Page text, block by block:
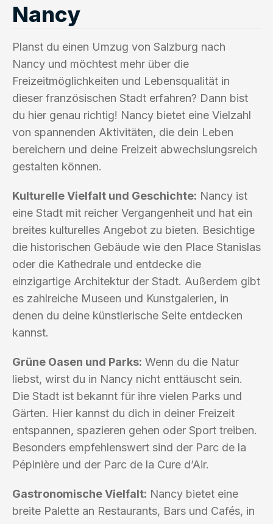
Nancy
Planst du einen Umzug von Salzburg nach
Nancy und möchtest mehr über die
Freizeitmöglichkeiten und Lebensqualität in
dieser französischen Stadt erfahren? Dann bist
du hier genau richtig! Nancy bietet eine Vielzahl
von spannenden Aktivitäten, die dein Leben
bereichern und deine Freizeit abwechslungsreich
gestalten können.
Kulturelle Vielfalt und Geschichte: Nancy ist
eine Stadt mit reicher Vergangenheit und hat ein
breites kulturelles Angebot zu bieten. Besichtige
die historischen Gebäude wie den Place Stanislas
oder die Kathedrale und entdecke die
einzigartige Architektur der Stadt. Außerdem gibt
es zahlreiche Museen und Kunstgalerien, in
denen du deine künstlerische Seite entdecken
kannst.
Grüne Oasen und Parks: Wenn du die Natur
liebst, wirst du in Nancy nicht enttäuscht sein.
Die Stadt ist bekannt für ihre vielen Parks und
Gärten. Hier kannst du dich in deiner Freizeit
entspannen, spazieren gehen oder Sport treiben.
Besonders empfehlenswert sind der Parc de la
Pépinière und der Parc de la Cure d’Air.
Gastronomische Vielfalt: Nancy bietet eine
breite Palette an Restaurants, Bars und Cafés, in